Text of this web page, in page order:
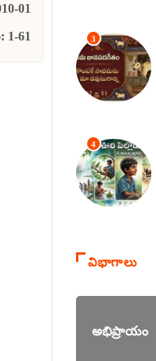
01
1-61
3
4
విభాగాలు
అభిప్రాయం